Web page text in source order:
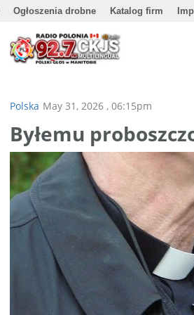
Ogłoszenia drobne Katalog firm
Polska May 31, 2026 , 06:15pm
Byłemu